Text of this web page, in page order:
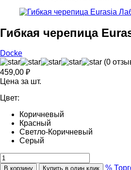
Гибкая черепица
Docke
(0
459,00 ₽
Цена за шт.
Цвет:
Коричневый
Красный
Светло-Коричневый
Серый
В корзину Купить в один клик %